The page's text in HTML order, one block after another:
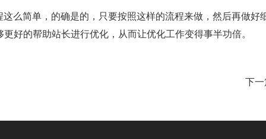
简单，的确是的，只要按照这样的流程来做，然后再做好
好的帮助站长进行优化，从而让优化工作变得事半功倍。
下